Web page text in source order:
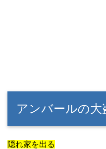
アンバールの大
隠れ家を出る